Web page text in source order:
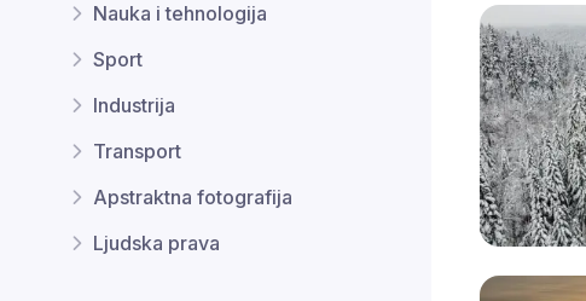
Nauka i tehnologija
Sport
Industrija
Transport
Apstraktna fotografija
Ljudska prava